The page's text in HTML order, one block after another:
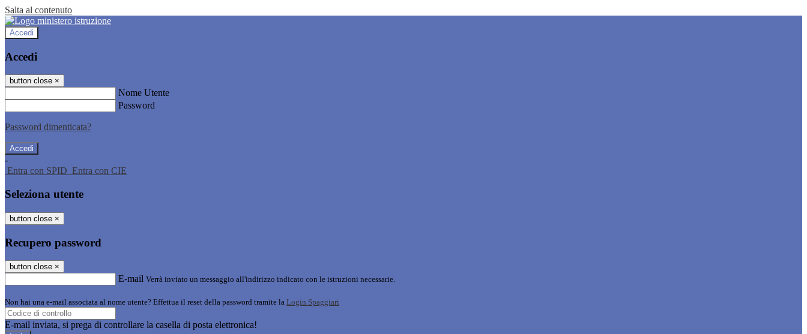
Salta al contenuto
Accedi
Accedi
button close ×
Nome Utente
Password
Password dimenticata?
-
Entra con SPID Entra con CIE
Seleziona utente
button close ×
Recupero password
button close ×
E-mail Verrà inviato un messaggio all'indirizzo indicato con le istruzioni necessarie.
Non hai una e-mail associata al nome utente? Effettua il reset della password tramite la Login Spaggiari
E-mail inviata, si prega di controllare la casella di posta elettronica!